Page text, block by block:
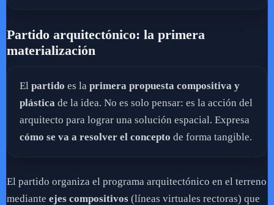
Partido arquitectónico: la primera
materialización
El partido es la primera propuesta compositiva y
plástica de la idea. No es solo pensar: es la acción del
arquitecto para lograr una solución espacial. Expresa
cómo se va a resolver el concepto de forma tangible.
El partido organiza el programa arquitectónico en el terreno
mediante ejes compositivos (líneas virtuales rectoras) que